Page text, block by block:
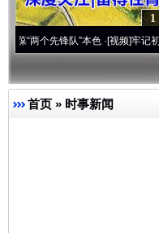
1
先锋队”本色·[视频]牢记初心使命 奋
首页 » 时事新闻